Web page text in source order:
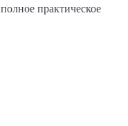
практическое